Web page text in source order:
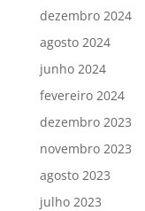
dezembro 2024
agosto 2024
junho 2024
fevereiro 2024
dezembro 2023
novembro 2023
agosto 2023
julho 2023